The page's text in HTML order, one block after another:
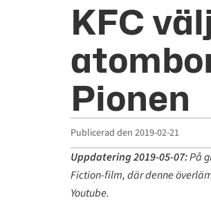
KFC
Pionen
Publicerad den 2019-02-21
Uppdatering 2019-05-07:På
Fiction-film, där denne
Youtube.